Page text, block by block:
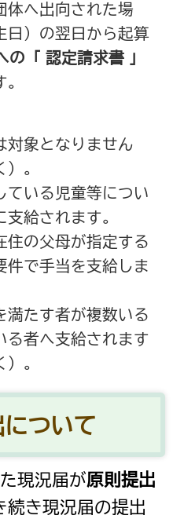
体へ出向された場
日）の翌日から起算
の「 認定請求書 」
対象となりません
。
ている児童等につい
給されます。
住の父母が指定する
件で手当を支給しま
満たす者が複数いる
る者へ支給されます
。
ついて
現況届が原則提出
続き現況届の提出